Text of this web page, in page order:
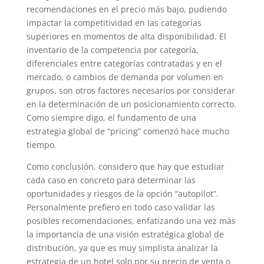
recomendaciones en el precio más bajo, pudiendo
impactar la competitividad en las categorías
superiores en momentos de alta disponibilidad. El
inventario de la competencia por categoría,
diferenciales entre categorías contratadas y en el
mercado, o cambios de demanda por volumen en
grupos, son otros factores necesarios por considerar
en la determinación de un posicionamiento correcto.
Como siempre digo, el fundamento de una
estrategia global de “pricing” comenzó hace mucho
tiempo.
Como conclusión, considero que hay que estudiar
cada caso en concreto para determinar las
oportunidades y riesgos de la opción “autopilot”.
Personalmente prefiero en todo caso validar las
posibles recomendaciones, enfatizando una vez más
la importancia de una visión estratégica global de
distribución, ya que es muy simplista analizar la
estrategia de un hotel solo por su precio de venta o